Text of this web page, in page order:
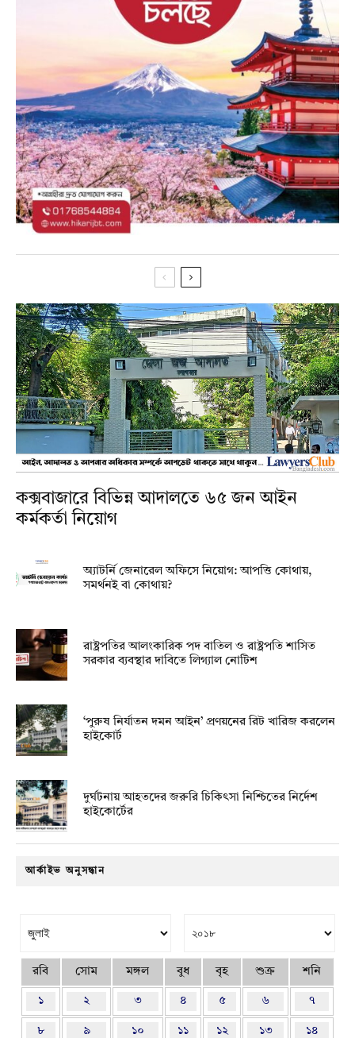
কক্সবাজারে বিভিন্ন আদালতে ৬৫ জন আইন
কর্মকর্তা নিয়োগ
অ্যাটর্নি জেনারেল অফিসে নিয়োগ: আপত্তি কোথায়,
সমর্থনই বা কোথায়?
রাষ্ট্রপতির আলংকারিক পদ বাতিল ও রাষ্ট্রপতি শাসিত
সরকার ব্যবস্থার দাবিতে লিগ্যাল নোটিশ
‘পুরুষ নির্যাতন দমন আইন’ প্রণয়নের রিট খারিজ করলেন
হাইকোর্ট
দুর্ঘটনায় আহতদের জরুরি চিকিৎসা নিশ্চিতের নির্দেশ
হাইকোর্টের
আর্কাইভ অনুসন্ধান
রবি সোম মঙ্গল বুধ বৃহ শুক্র শনি
১ ২ ৩ ৪ ৫ ৬ ৭
৮ ৯ ১০ ১১ ১২ ১৩ ১৪